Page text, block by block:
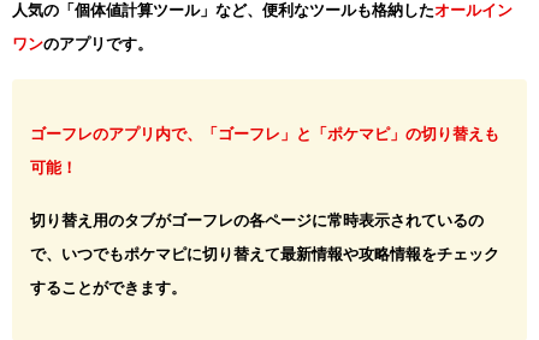
人気の「個体値計算ツール」など、便利なツールも格納したオールイン
ワンのアプリです。
ゴーフレのアプリ内で、「ゴーフレ」と「ポケマピ」の切り替えも
可能！
切り替え用のタブがゴーフレの各ページに常時表示されているの
で、いつでもポケマピに切り替えて最新情報や攻略情報をチェック
することができます。